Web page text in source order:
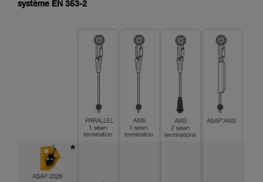
système EN 353-2